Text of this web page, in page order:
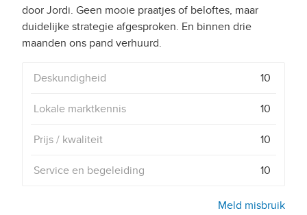
door Jordi. Geen mooie praatjes of beloftes, maar
duidelijke strategie afgesproken. En binnen drie
Deskundigheid 10
Lokale marktkennis 10
Prijs / kwaliteit 10
Service en begeleiding 10
Meld misbruik